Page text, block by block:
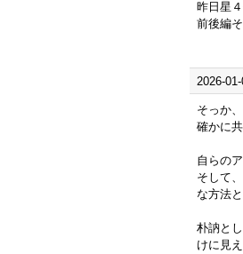
昨日星
前後編
2026-
そっか
確かに
自らの
そして
な方法
朴訥と
けに見